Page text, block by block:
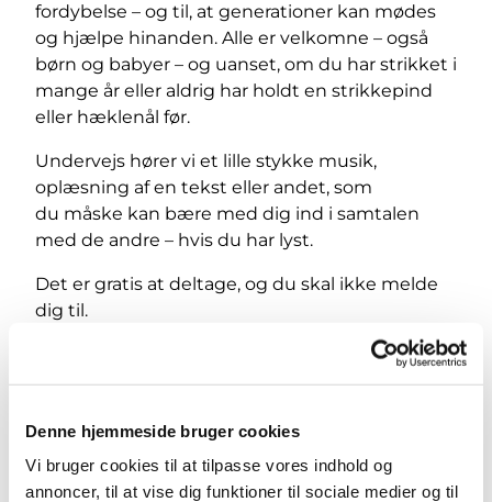
Denne hjemmeside bruger cookies
Vi bruger cookies til at tilpasse vores indhold og
annoncer, til at vise dig funktioner til sociale medier og til
fordybelse – og til, at generationer kan mødes
og hjælpe hinanden. Alle er velkomne – også
børn og babyer – og uanset, om du har strikket i
mange år eller aldrig har holdt en strikkepind
eller hæklenål før.
Undervejs hører vi et lille stykke musik,
oplæsning af en tekst eller andet, som
du måske kan bære med dig ind i samtalen
med de andre – hvis du har lyst.
Det er gratis at deltage, og du skal ikke melde
dig til.
Medbring dit eget strikketøj eller håndarbejde,
hvis du har – ellers kan du låne udstyr af os. Vi
under kirken.